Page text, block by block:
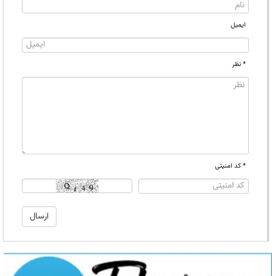
ایمیل
* نظر
* کد امنیتی